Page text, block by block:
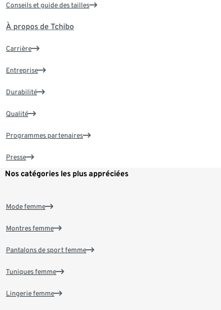
Conseils et guide des tailles
À propos de Tchibo
Carrière
Entreprise
Durabilité
Qualité
Programmes partenaires
Presse
Nos catégories les plus appréciées
Mode femme
Montres femme
Pantalons de sport femme
Tuniques femme
Lingerie femme